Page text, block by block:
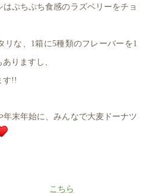
ぷちぷち食感のラズベリーをチョ
リな、1箱に5種類のフレーバーを1
りますし、
す!!
末年始に、みんなで大麦ドーナツ
通販は こちら